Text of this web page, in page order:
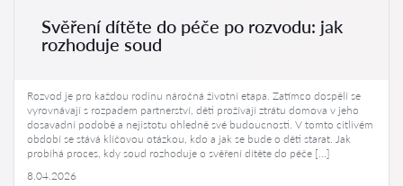
Svěření dítěte do péče po rozvodu: jak
rozhoduje soud
Rozvod je pro každou rodinu náročná životní etapa. Zatímco dospělí se
vyrovnávají s rozpadem partnerství, děti prožívají ztrátu domova v jeho
dosavadní podobě a nejistotu ohledně své budoucnosti. V tomto citlivém
období se stává klíčovou otázkou, kdo a jak se bude o děti starat. Jak
probíhá proces, kdy soud rozhoduje o svěření dítěte do péče […]
8.04.2026